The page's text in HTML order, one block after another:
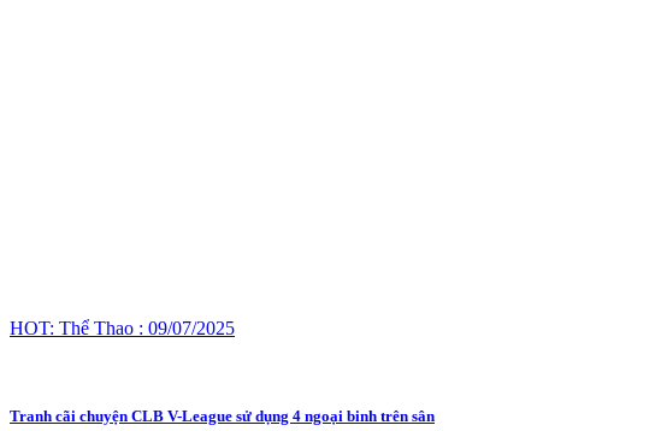
HOT: Thể Thao : 09/07/2025
Tranh cãi chuyện CLB V-League sử dụng 4 ngoại binh trên sân